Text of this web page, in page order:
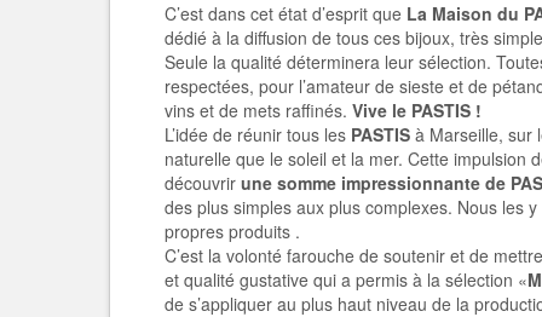
C’est dans cet état d’esprit que La Maison du
dédié à la diffusion de tous ces bijoux, très
Seule la qualité déterminera leur sélection.
respectées, pour l’amateur de sieste et de
vins et de mets raffinés. Vive le PASTIS !
L’idée de réunir tous les PASTIS à Marseille, sur
naturelle que le soleil et la mer. Cette impulsion
découvrir une somme impressionnante de
des plus simples aux plus complexes. Nous les
propres produits .
C’est la volonté farouche de soutenir et de
et qualité gustative qui a permis à la sélection «
de s’appliquer au plus haut niveau de la